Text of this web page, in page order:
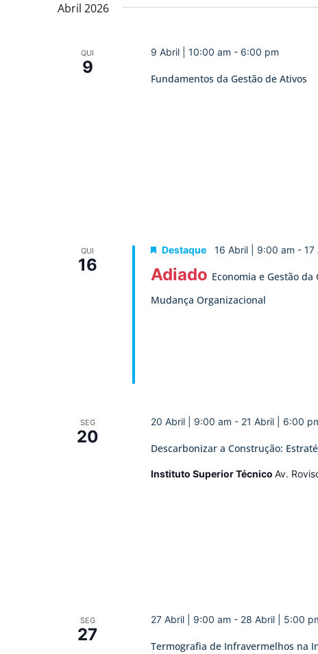
Eventos
Abril 2026
QUI
9
Fundamentos da Gestão de Ativos
9 Abril | 10:00 am - 6:00 pm
QUI
16 Adiado Economia e Gestão
Mudança Organizacional
Destaque 16 Abril | 9:00 am - 17
SEG
20
Descarbonizar a Construção:
20 Abril | 9:00 am - 21 Abril | 6:00
Instituto Superior Técnico Av.
SEG
27
Termografia de Infravermelhos na
27 Abril | 9:00 am - 28 Abril | 5:00